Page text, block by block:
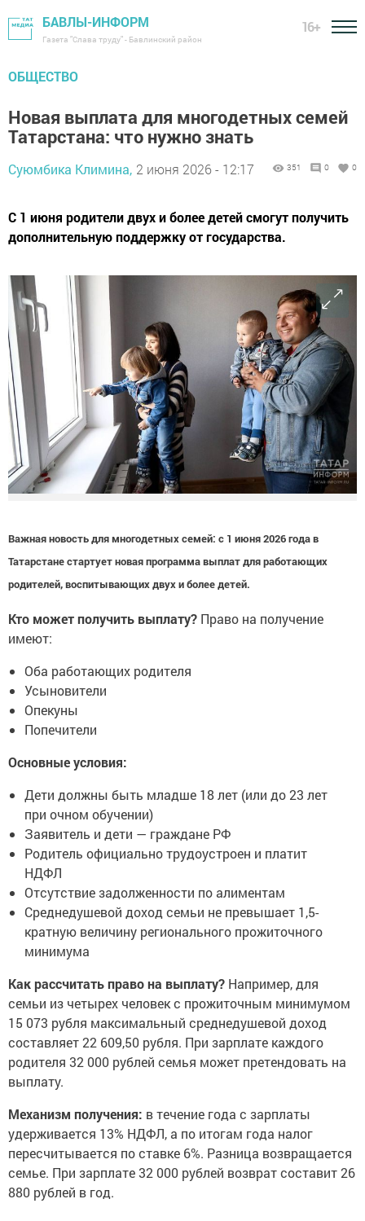
БАВЛЫ-ИНФОРМ
Газета "Слава труду" - Бавлинский район
16+
ОБЩЕСТВО
Новая выплата для многодетных семей
Татарстана: что нужно знать
Суюмбика Климина, 2 июня 2026 - 12:17 351 0 0
С 1 июня родители двух и более детей смогут получить
дополнительную поддержку от государства.
Важная новость для многодетных семей: с 1 июня 2026 года в
Татарстане стартует новая программа выплат для работающих
родителей, воспитывающих двух и более детей.
Кто может получить выплату? Право на получение
имеют:
Оба работающих родителя
Усыновители
Опекуны
Попечители
Основные условия:
Дети должны быть младше 18 лет (или до 23 лет
при очном обучении)
Заявитель и дети — граждане РФ
Родитель официально трудоустроен и платит
НДФЛ
Отсутствие задолженности по алиментам
Среднедушевой доход семьи не превышает 1,5-
кратную величину регионального прожиточного
минимума
Как рассчитать право на выплату? Например, для
семьи из четырех человек с прожиточным минимумом
15 073 рубля максимальный среднедушевой доход
составляет 22 609,50 рубля. При зарплате каждого
родителя 32 000 рублей семья может претендовать на
выплату.
Механизм получения: в течение года с зарплаты
удерживается 13% НДФЛ, а по итогам года налог
пересчитывается по ставке 6%. Разница возвращается
семье. При зарплате 32 000 рублей возврат составит 26
880 рублей в год.